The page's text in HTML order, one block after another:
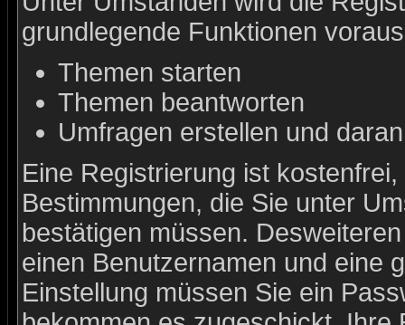
grundlegende Funktionen
Themen starten
Themen beantworten
Umfragen erstellen und
Eine Registrierung ist
Bestimmungen, die Sie unter
bestätigen müssen.
einen Benutzernamen und eine
Einstellung müssen Sie ein